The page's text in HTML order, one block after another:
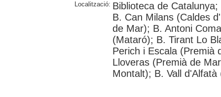
Localització: Biblioteca de
B. Can Milans (Caldes
de Mar); B. Antoni
(Mataró); B. Tirant Lo
Perich i Escala (Premià
Lloveras (Premià de
Montalt); B. Vall